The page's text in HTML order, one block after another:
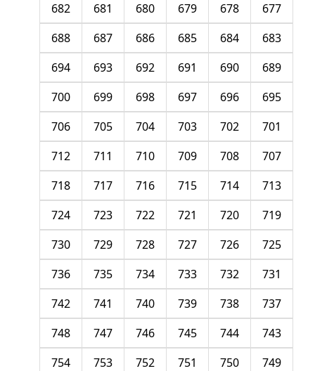
677
678
679
680
681
682
683
684
685
686
687
688
689
690
691
692
693
694
695
696
697
698
699
700
701
702
703
704
705
706
707
708
709
710
711
712
713
714
715
716
717
718
719
720
721
722
723
724
725
726
727
728
729
730
731
732
733
734
735
736
737
738
739
740
741
742
743
744
745
746
747
748
749
750
751
752
753
754